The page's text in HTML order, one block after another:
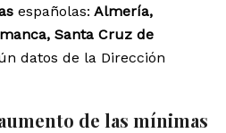
españolas: Almería,
Santa Cruz de
datos de la Dirección
de las mínimas